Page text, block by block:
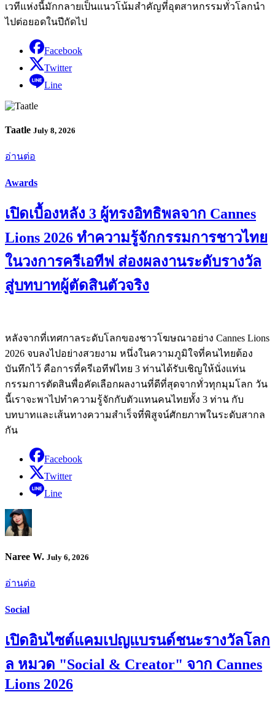
เวทีแห่งนี้มักกลายเป็นแนวโน้มสำคัญที่อุตสาหกรรมทั่วโลกนำ
ไปต่อยอดในปีถัดไป
Facebook
Twitter
Line
Taatle July 8, 2026
อ่านต่อ
Awards
เปิดเบื้องหลัง 3 ผู้ทรงอิทธิพลจาก Cannes
Lions 2026 ทำความรู้จักกรรมการชาวไทย
ในวงการครีเอทีฟ ส่องผลงานระดับรางวัล
สู่บทบาทผู้ตัดสินตัวจริง
หลังจากที่เทศกาลระดับโลกของชาวโฆษณาอย่าง Cannes Lions
2026 จบลงไปอย่างสวยงาม หนึ่งในความภูมิใจที่คนไทยต้อง
บันทึกไว้ คือการที่ครีเอทีฟไทย 3 ท่านได้รับเชิญให้นั่งแท่น
กรรมการตัดสินพื่อคัดเลือกผลงานที่ดีที่สุดจากทั่วทุกมุมโลก วัน
นี้เราจะพาไปทำความรู้จักกับตัวแทนคนไทยทั้ง 3 ท่าน กับ
บทบาทและเส้นทางความสำเร็จที่พิสูจน์ศักยภาพในระดับสากล
กัน
Facebook
Twitter
Line
Naree W. July 6, 2026
อ่านต่อ
Social
เปิดอินไซต์แคมเปญแบรนด์ชนะรางวัลโลก
ล หมวด "Social & Creator" จาก Cannes
Lions 2026